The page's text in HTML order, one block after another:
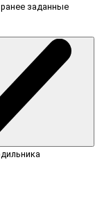
ранее заданные